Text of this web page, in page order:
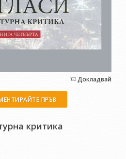
Докладвай
ПРЪВ
критика